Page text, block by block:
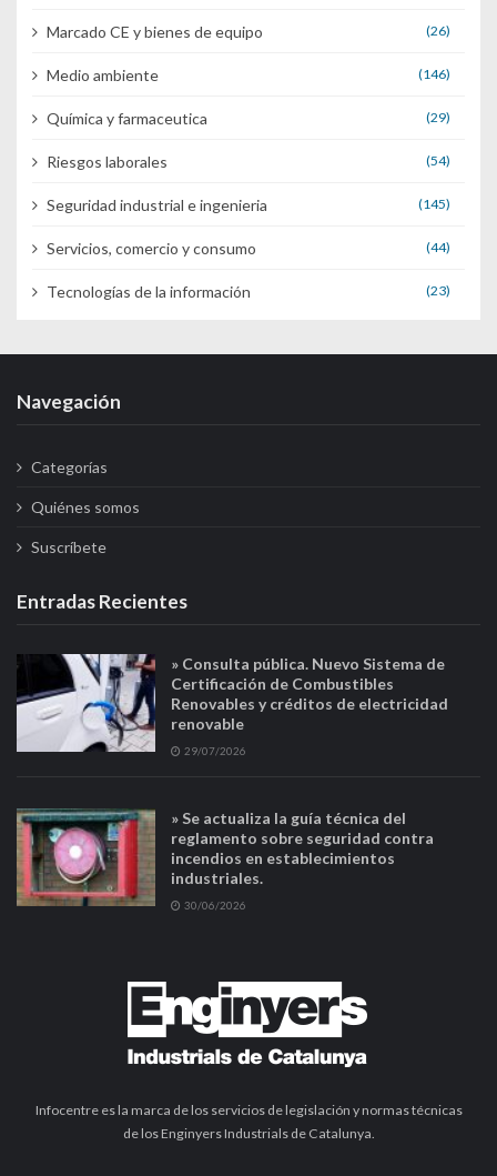
Marcado CE y bienes de equipo (26)
Medio ambiente (146)
Química y farmaceutica (29)
Riesgos laborales (54)
Seguridad industrial e ingenieria (145)
Servicios, comercio y consumo (44)
Tecnologías de la información (23)
Navegación
Categorías
Quiénes somos
Suscríbete
Entradas Recientes
» Consulta pública. Nuevo Sistema de
Certificación de Combustibles
Renovables y créditos de electricidad
renovable
29/07/2026
» Se actualiza la guía técnica del
reglamento sobre seguridad contra
incendios en establecimientos
industriales.
30/06/2026
Infocentre es la marca de los servicios de legislación y normas técnicas
de los Enginyers Industrials de Catalunya.